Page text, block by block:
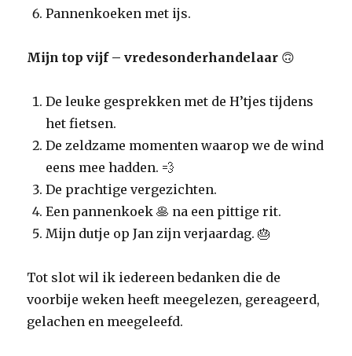
Pannenkoeken met ijs.
Mijn top vijf – vredesonderhandelaar 🙃
De leuke gesprekken met de H’tjes tijdens
het fietsen.
De zeldzame momenten waarop we de wind
eens mee hadden. 💨
De prachtige vergezichten.
Een pannenkoek 🥞 na een pittige rit.
Mijn dutje op Jan zijn verjaardag. 🎂
Tot slot wil ik iedereen bedanken die de
voorbije weken heeft meegelezen, gereageerd,
gelachen en meegeleefd.